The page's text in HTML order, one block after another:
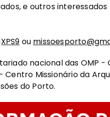
e outros
ou
nacional das OMP -
Missionário da
do Porto.